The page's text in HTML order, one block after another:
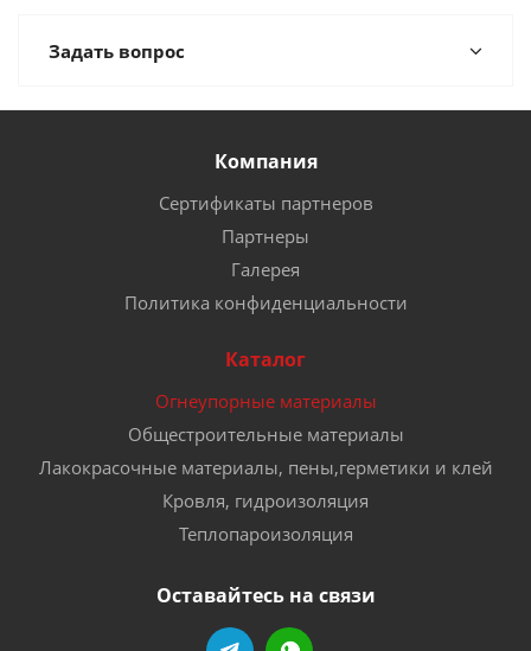
Задать вопрос
Компания
Сертификаты партнеров
Партнеры
Галерея
Политика конфиденциальности
Каталог
Огнеупорные материалы
Общестроительные материалы
Лакокрасочные материалы, пены,герметики и клей
Кровля, гидроизоляция
Теплопароизоляция
Оставайтесь на связи